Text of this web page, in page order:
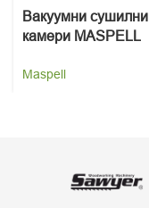
Вакуумни сушилни
камери MASPELL
Maspell